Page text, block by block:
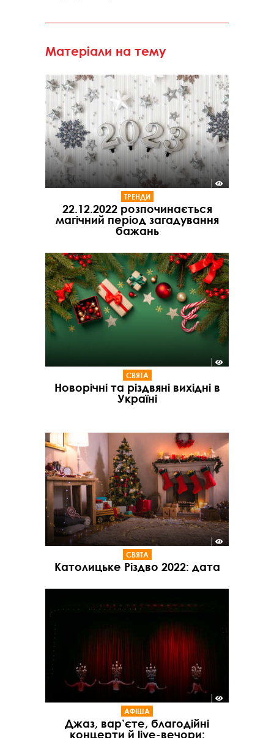
Матеріали на тему
ТРЕНДИ
22.12.2022 розпочинається
магічний період загадування
бажань
СВЯТА
Новорічні та різдвяні вихідні в
Україні
СВЯТА
Католицьке Різдво 2022: дата
АФІША
Джаз, вар’єте, благодійні
концерти й live-вечори: